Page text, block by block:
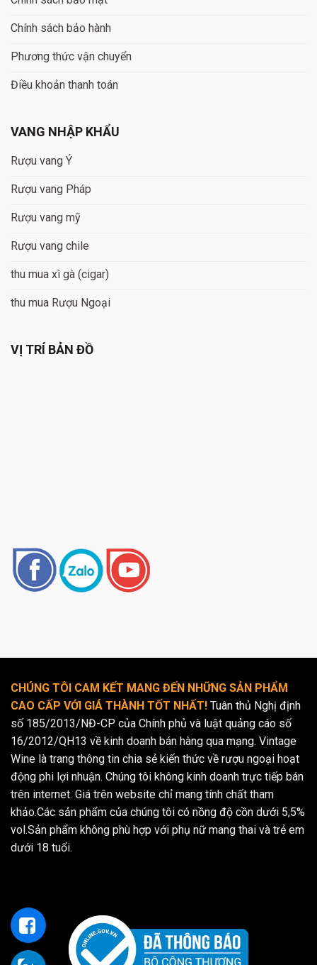
Chính sách bảo hành
Phương thức vận chuyển
Điều khoản thanh toán
VANG NHẬP KHẨU
Rượu vang Ý
Rượu vang Pháp
Rượu vang mỹ
Rượu vang chile
thu mua xì gà (cigar)
thu mua Rượu Ngoại
VỊ TRÍ BẢN ĐỒ
CHÚNG TÔI CAM KẾT MANG ĐẾN NHỮNG SẢN PHẨM
CAO CẤP VỚI GIÁ THÀNH TỐT NHẤT! Tuân thủ Nghị định
số 185/2013/NĐ-CP của Chính phủ và luật quảng cáo số
16/2012/QH13 về kinh doanh bán hàng qua mạng. Vintage
Wine là trang thông tin chia sẻ kiến thức về rượu ngoại hoạt
động phi lợi nhuận. Chúng tôi không kinh doanh trực tiếp bán
trên internet. Giá trên website chỉ mang tính chất tham
khảo.Các sản phẩm của chúng tôi có nồng độ cồn dưới 5,5%
vol.Sản phẩm không phù hợp với phụ nữ mang thai và trẻ em
dưới 18 tuổi.